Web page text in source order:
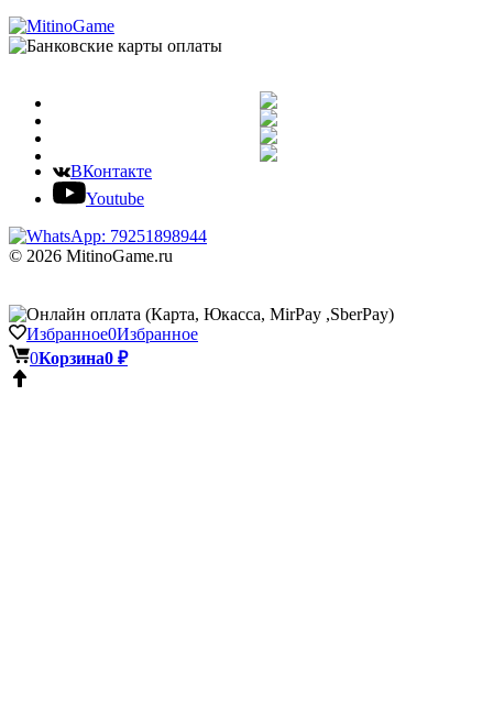
ВКонтакте
Youtube
© 2026 MitinoGame.ru
Избранное0Избранное
0Корзина0 ₽